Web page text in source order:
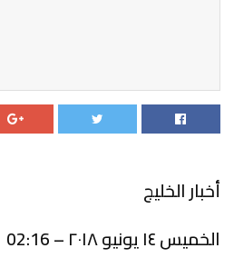
أخبار الخليج
الخميس ١٤ يونيو ٢٠١٨ – 02:16